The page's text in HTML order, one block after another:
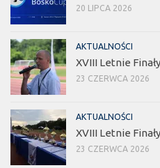
20 LIPCA 2026
AKTUALNOŚCI
XVIII Letnie
23 CZERWCA 2026
AKTUALNOŚCI
XVIII Letnie
23 CZERWCA 2026